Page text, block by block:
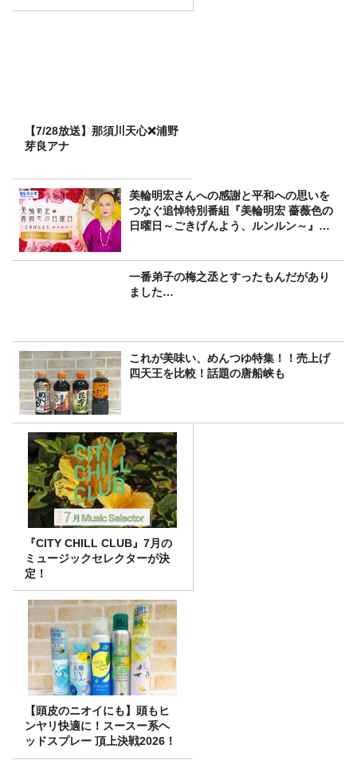
【7/28放送】那須川天心❌浦野
芽良アナ
美輪明宏さんへの感謝と平和への思いを
つなぐ追悼特別番組『美輪明宏 薔薇色の
日曜日～ごきげんよう、ルンルン～』
一番弟子の梅之丞とすったもんだがあり
ました…
これが美味い、めんつゆ特集！！売上げ
四天王を比較！話題の唐船峡も
『CITY CHILL CLUB』7月の
ミュージックセレクターが決
定！
【頭皮のニオイにも】頭もヒ
ンヤリ快適に！スースー系ヘ
ッドスプレー 頂上決戦2026！